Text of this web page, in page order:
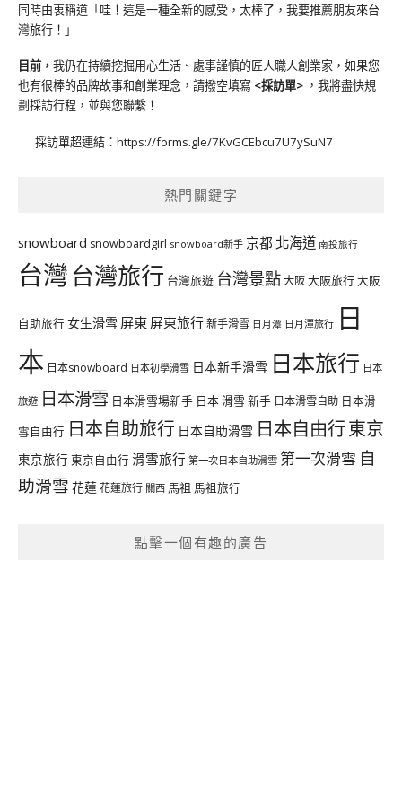
同時由衷稱道「哇！這是一種全新的感受，太棒了，我要推薦朋友來台
灣旅行！」
目前， 我仍在持續挖掘用心生活、處事謹慎的匠人職人創業家，如果您
也有很棒的品牌故事和創業理念，請撥空填寫 <採訪單> ，我將盡快規
劃採訪行程，並與您聯繫！
採訪單超連結： https://forms.gle/7KvGCEbcu7U7ySuN7
熱門關鍵字
snowboard snowboardgirl snowboard新手 京都 北海道 南投旅行
台灣台灣旅行 台灣旅遊 台灣景點大阪大阪旅行大阪
自助旅行 女生滑雪 屏東 屏東旅行新手滑雪 日月潭 日月潭旅行 日
本 日本snowboard 日本初學滑雪 日本新手滑雪 日本旅行 日本
旅遊 日本滑雪 日本滑雪場新手 日本 滑雪 新手 日本滑雪自助 日本滑
雪自由行 日本自助旅行 日本自助滑雪 日本自由行東京
東京旅行 東京自由行 滑雪旅行 第一次日本自助滑雪 第一次滑雪 自
助滑雪 花蓮花蓮旅行 關西 馬祖 馬祖旅行
點擊一個有趣的廣告